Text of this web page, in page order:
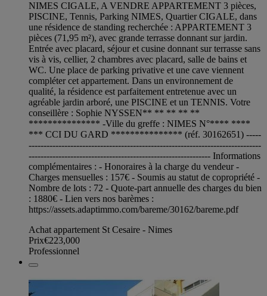
NIMES CIGALE, A VENDRE APPARTEMENT 3 pièces,
PISCINE, Tennis, Parking NIMES, Quartier CIGALE, dans
une résidence de standing recherchée : APPARTEMENT 3
pièces (71,95 m²), avec grande terrasse donnant sur jardin.
Entrée avec placard, séjour et cusine donnant sur terrasse sans
vis à vis, cellier, 2 chambres avec placard, salle de bains et
WC. Une place de parking privative et une cave viennent
compléter cet appartement. Dans un environnement de
qualité, la résidence est parfaitement entretenue avec un
agréable jardin arboré, une PISCINE et un TENNIS. Votre
conseillère : Sophie NYSSEN** ** ** ** **
*************** -Ville du greffe : NIMES N°**** ****
*** CCI DU GARD *************** (réf. 30162651) -----
------------------------------------------------------------------------------
------------------------------------------------------------- Informations
complémentaires : - Honoraires à la charge du vendeur -
Charges mensuelles : 157€ - Soumis au statut de copropriété -
Nombre de lots : 72 - Quote-part annuelle des charges du bien
: 1880€ - Lien vers nos barèmes :
https://assets.adaptimmo.com/bareme/30162/bareme.pdf
Achat appartement St Cesaire - Nimes
Prix€223,000
Professionnel